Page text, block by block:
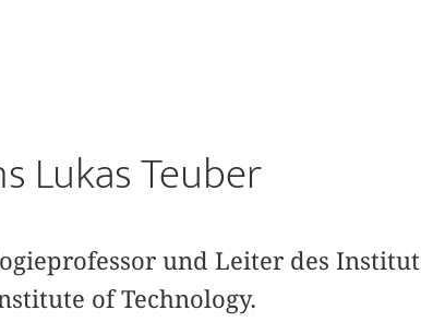
Lukas Teuber
und Leiter des
of Technology.